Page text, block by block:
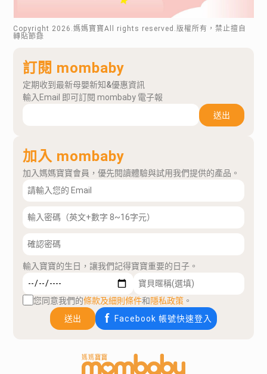
Copyright 2026 .媽媽寶寶All rights reserved.版權所有，禁止擅自
轉貼節錄
訂閱 mombaby
定期收到最新母嬰新知&優惠資訊
輸入Email 即可訂閱 mombaby 電子報
送出
加入 mombaby
加入媽媽寶寶會員，優先閱讀體驗與試用我們提供的產品。
輸入寶寶的生日，讓我們記得寶寶重要的日子。
您同意我們的條款及細則條件和隱私政策 。
送出
Facebook 帳號快速登入